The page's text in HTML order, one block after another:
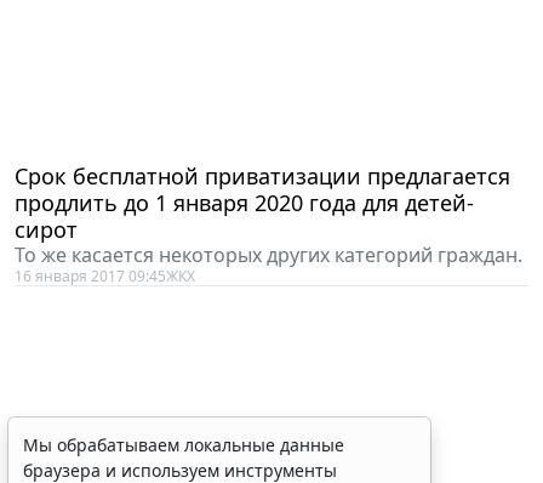
Срок бесплатной приватизации предлагается
продлить до 1 января 2020 года для детей-
сирот
То же касается некоторых других категорий граждан.
16 января 2017 09:45ЖКХ
Мы обрабатываем локальные данные
браузера и используем инструменты